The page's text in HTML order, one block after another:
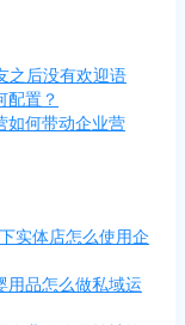
之后没有欢迎语
配置？
如何带动企业营
实体店怎么使用企
用品怎么做私域运